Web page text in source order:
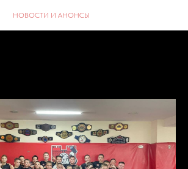
НОВОСТИ И АНОНСЫ